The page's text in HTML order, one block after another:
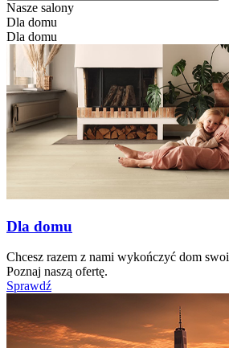
Nasze salony
Dla domu
Dla domu
Dla domu
Chcesz razem z nami wykończyć dom
Poznaj naszą ofertę.
Sprawdź